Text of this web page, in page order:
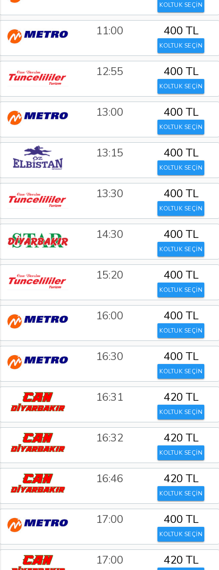
KOLTUK SEÇİN
11:00 400 TL
KOLTUK SEÇİN
12:55 400 TL
KOLTUK SEÇİN
13:00 400 TL
KOLTUK SEÇİN
13:15 400 TL
KOLTUK SEÇİN
13:30 400 TL
KOLTUK SEÇİN
14:30 400 TL
KOLTUK SEÇİN
15:20 400 TL
KOLTUK SEÇİN
16:00 400 TL
KOLTUK SEÇİN
16:30 400 TL
KOLTUK SEÇİN
16:31 420 TL
KOLTUK SEÇİN
16:32 420 TL
KOLTUK SEÇİN
16:46 420 TL
KOLTUK SEÇİN
17:00 400 TL
KOLTUK SEÇİN
17:00 420 TL